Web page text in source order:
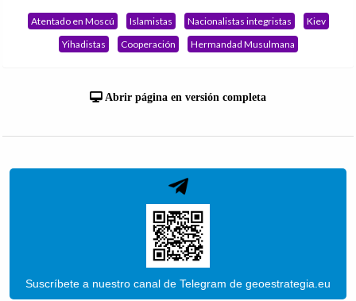
Atentado en Moscú Islamistas Nacionalistas integristas
Kiev
Yihadistas
Cooperación Hermandad Musulmana
Abrir página en versión completa
Suscríbete a nuestro canal de Telegram de geoestrategia.eu